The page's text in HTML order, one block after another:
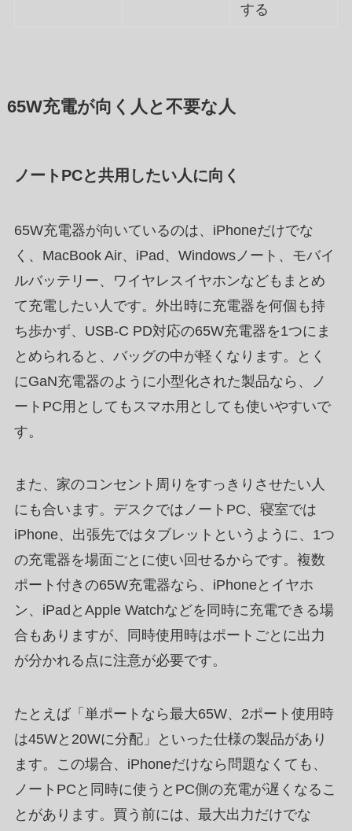
する
65W充電が向く人と不要な人
ノートPCと共用したい人に向く
65W充電器が向いているのは、iPhoneだけでな
く、MacBook Air、iPad、Windowsノート、モバイ
ルバッテリー、ワイヤレスイヤホンなどもまとめ
て充電したい人です。外出時に充電器を何個も持
ち歩かず、USB-C PD対応の65W充電器を1つにま
とめられると、バッグの中が軽くなります。とく
にGaN充電器のように小型化された製品なら、ノ
ートPC用としてもスマホ用としても使いやすいで
す。
また、家のコンセント周りをすっきりさせたい人
にも合います。デスクではノートPC、寝室では
iPhone、出張先ではタブレットというように、1つ
の充電器を場面ごとに使い回せるからです。複数
ポート付きの65W充電器なら、iPhoneとイヤホ
ン、iPadとApple Watchなどを同時に充電できる場
合もありますが、同時使用時はポートごとに出力
が分かれる点に注意が必要です。
たとえば「単ポートなら最大65W、2ポート使用時
は45Wと20Wに分配」といった仕様の製品があり
ます。この場合、iPhoneだけなら問題なくても、
ノートPCと同時に使うとPC側の充電が遅くなるこ
とがあります。買う前には、最大出力だけでな